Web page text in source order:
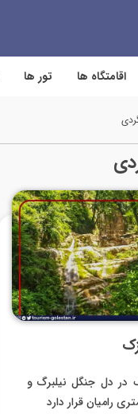
اقامتگاه ها تور ها
در دل جنگل نیلبرگ و
رامیان قرار دارد